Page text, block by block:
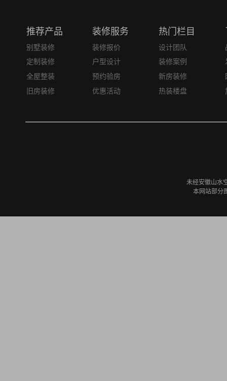
推荐产品 装修服务 热门栏目
别墅装修 装修报价 设计团队
定制装修
户型设计 装修案例
全屋整装
预约验房 新房装修
旧房装修
优惠活动 热装楼盘
未经安徽山水
本网站部分